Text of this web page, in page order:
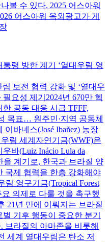
볼 수 있다. 2025 어스아워
어스아워 옥외광고가 게
령 방한 계기 ‘열대우림 영
보전 협력 강화 및 ‘열대우
요성 제기2024년 670만 헥
공동 대응 시급 TFFF,
목표… 원주민·지역 공동체
바녜스(José Ibañez) 농장
림 세계자연기금(WWF)은
바(Luiz Inácio Lula da
을 계기로, 한국과 브라질 양
국제 협력을 한층 강화해야
림 영구기금(Tropical Forest
요 의제로 다룰 것을 촉구했
21년 만에 이뤄지는 브라질
기후 행동이 중요한 분기
브라질의 아마존을 비롯해
세계 열대우림은 탄소 저